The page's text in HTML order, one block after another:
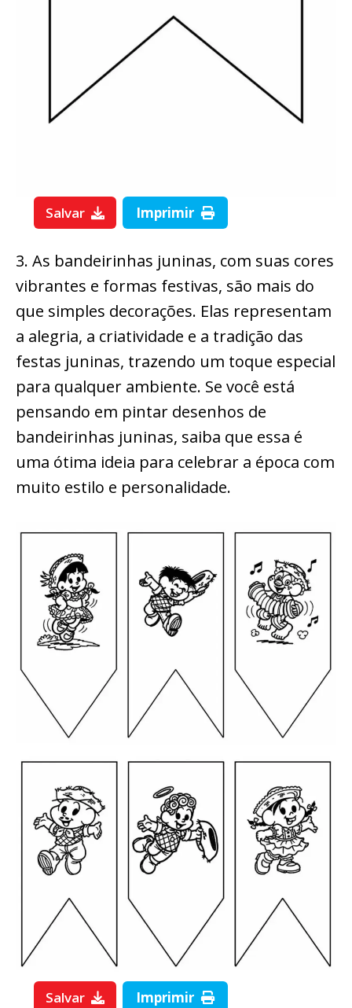
Salvar Imprimir
3. As bandeirinhas juninas, com suas cores
vibrantes e formas festivas, são mais do
que simples decorações. Elas representam
a alegria, a criatividade e a tradição das
festas juninas, trazendo um toque especial
para qualquer ambiente. Se você está
pensando em pintar desenhos de
bandeirinhas juninas, saiba que essa é
uma ótima ideia para celebrar a época com
muito estilo e personalidade.
Salvar Imprimir